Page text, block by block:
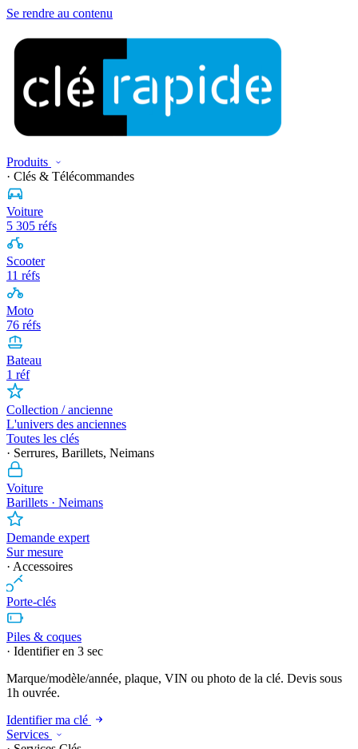
Se rendre au contenu
Produits
· Clés & Télécommandes
Voiture
5 305 réfs
Scooter
11 réfs
Moto
76 réfs
Bateau
1 réf
Collection / ancienne
L'univers des anciennes
Toutes les clés
· Serrures, Barillets, Neimans
Voiture
Barillets · Neimans
Demande expert
Sur mesure
· Accessoires
Porte-clés
Piles & coques
· Identifier en 3 sec
Marque/modèle/année, plaque, VIN ou photo de la clé. Devis sous
1h ouvrée.
Identifier ma clé
Services